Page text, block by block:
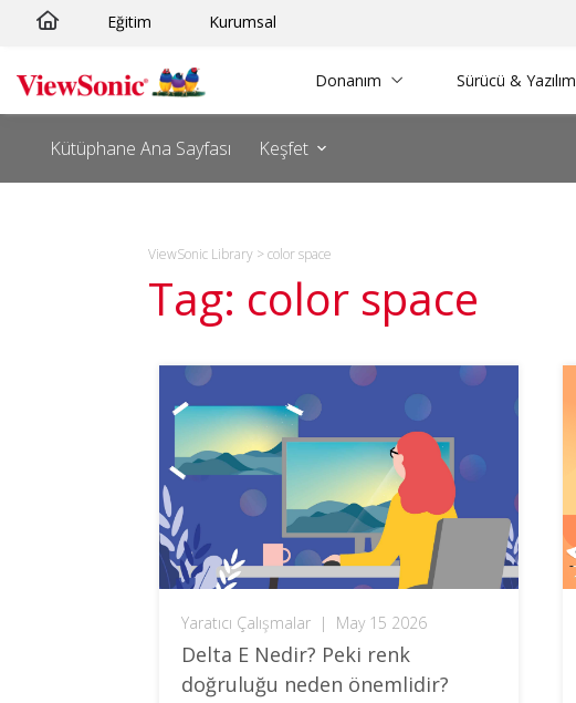
content
Eğitim Kurumsal
Donanım Sürücü & Yazılım
Kütüphane Ana Sayfası Keşfet
ViewSonic Library >color space
Tag: color space
Yaratıcı Çalışmalar | May 15 2026
Delta E Nedir? Peki renk
doğruluğu neden önemlidir?